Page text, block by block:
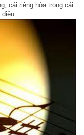
cái riêng hòa trong cái